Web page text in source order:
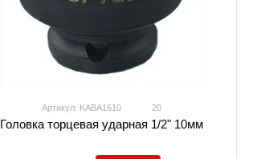
Артикул: KABA1610 20
Головка торцевая ударная 1/2" 10мм